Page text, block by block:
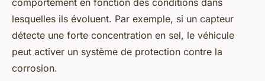
lesquelles ils évoluent. Par exemple, si un capteur
détecte une forte concentration en sel, le véhicule
peut activer un système de protection contre la
corrosion.